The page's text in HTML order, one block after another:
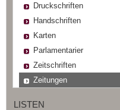
Druckschriften
Handschriften
Karten
Parlamentarier
Zeitschriften
Zeitungen
LISTEN